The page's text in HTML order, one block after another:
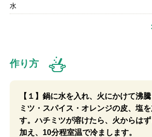
水
作り方
【１】鍋に水を入れ、火にかけて沸
ミツ・スパイス・オレンジの皮、塩
す。ハチミツが溶けたら、火からは
加え、10分程室温で冷まします。